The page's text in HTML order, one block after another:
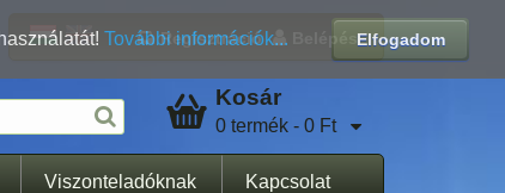
Elfogadom
További információk...
Regisztráció Belépés
Kosár
0 termék - 0 Ft
Viszonteladóknak Kapcsolat